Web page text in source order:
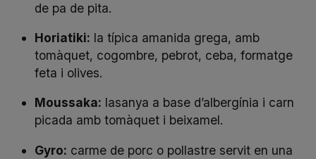
de pa de pita.
Horiatiki: la típica amanida grega, amb
tomàquet, cogombre, pebrot, ceba, formatge
feta i olives.
Moussaka: lasanya a base d’albergínia i carn
picada amb tomàquet i beixamel.
Gyro: carme de porc o pollastre servit en una